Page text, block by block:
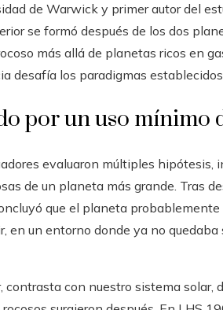
de Warwick y primer autor del
se formó después de los dos
más allá de planetas ricos en
desafía los paradigmas
por un uso mínimo
evaluaron múltiples hipótesis,
de un planeta más grande. Tras
que el planeta probablemente
en un entorno donde ya no
con nuestro sistema solar,